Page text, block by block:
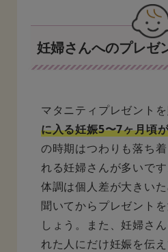
妊婦さんへのプレゼ
マタニティプレゼントを
に入る妊娠5〜7ヶ月頃
の時期はつわりも落ち
れる妊婦さんが多いで
体調は個人差が大きい
聞いてからプレゼント
しょう。また、妊婦さ
れた人にだけ妊娠を伝え